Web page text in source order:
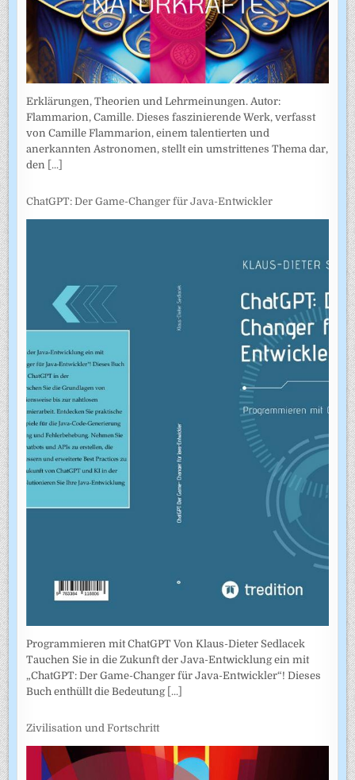
Erklärungen, Theorien und Lehrmeinungen. Autor:
Flammarion, Camille. Dieses faszinierende Werk, verfasst
von Camille Flammarion, einem talentierten und
anerkannten Astronomen, stellt ein umstrittenes Thema dar,
den [...]
ChatGPT: Der Game-Changer für Java-Entwickler
Programmieren mit ChatGPT Von Klaus-Dieter Sedlacek
Tauchen Sie in die Zukunft der Java-Entwicklung ein mit
„ChatGPT: Der Game-Changer für Java-Entwickler“! Dieses
Buch enthüllt die Bedeutung [...]
Zivilisation und Fortschritt